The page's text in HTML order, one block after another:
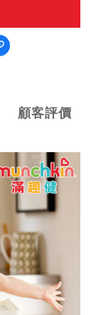
顧客評價